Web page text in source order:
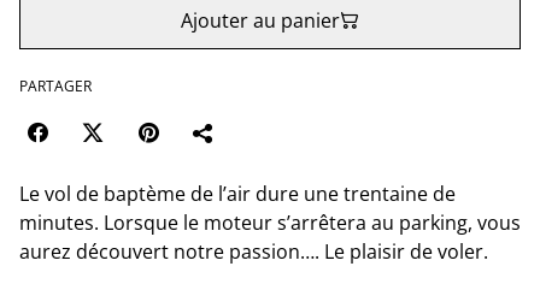
Ajouter au panier
PARTAGER
Le vol de baptème de l’air dure une trentaine de
minutes. Lorsque le moteur s’arrêtera au parking, vous
aurez découvert notre passion…. Le plaisir de voler.